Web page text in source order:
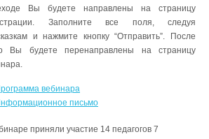
Вы будете направлены на страницу
Заполните все поля, следуя
и нажмите кнопку “Отправить”. После
Вы будете перенаправлены на страницу
вебинара
письмо
приняли участие 14 педагогов 7